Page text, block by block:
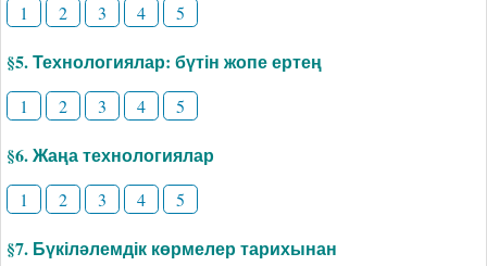
1 2 3 4 5
§5. Технологиялар: бүтін жопе ертең
1 2 3 4 5
§6. Жаңа технологиялар
1 2 3 4 5
§7. Бүкіләлемдік көрмелер тарихынан